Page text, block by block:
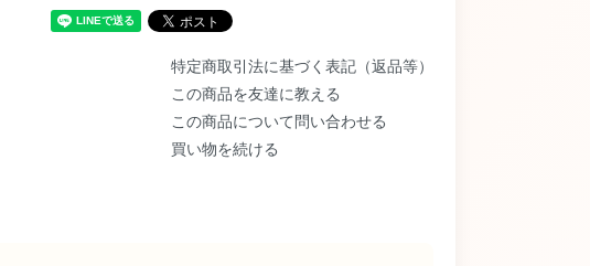
特定商取引法に基づく表記（返品等）
この商品を友達に教える
この商品について問い合わせる
買い物を続ける